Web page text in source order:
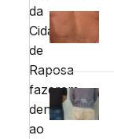
da
Cidade
de
Raposa
fazerem
denúncia
ao